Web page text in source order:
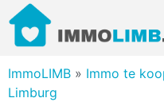
ImmoLIMB » Immo te
Limburg